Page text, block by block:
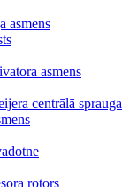
asmens
asmens
centrālā sprauga
rotors